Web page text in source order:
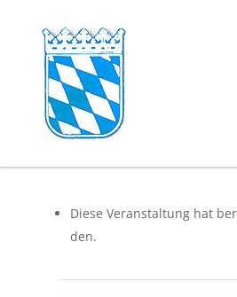
Die­se Ver­an­stal­tung hat
den.